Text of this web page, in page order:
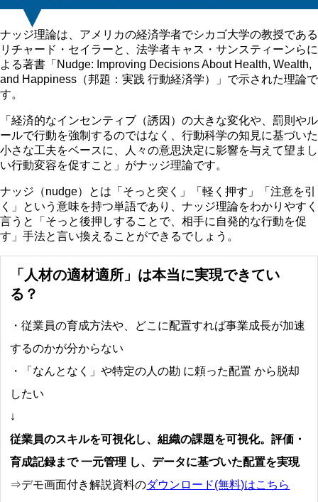
ナッジ理論は、アメリカの経済学者でシカゴ大学の教授である
リチャード・セイラーと、法学者キャス・サンスティーンらに
よる著書「Nudge: Improving Decisions About Health, Wealth,
and Happiness（邦題：実践 行動経済学）」で示された理論で
す。
「経済的なインセンティブ（誘因）の大きな変化や、罰則やル
ールで行動を強制するのではなく、行動科学の知見に基づいた
小さな工夫をベースに、人々の意思決定に影響を与えて望まし
い行動変容を促すこと」がナッジ理論です。
ナッジ（nudge）とは「そっと突く」「軽く押す」「注意を引
く」という意味を持つ単語であり、ナッジ理論をわかりやすく
言うと「そっと後押しすることで、相手に自発的な行動を促
す」手法と言い換えることができるでしょう。
「人材の適材適所」は本当に実現できてい
る？
・従業員の育成方法や、どこに配置すれば事業成長が加速
するのかが分からない
・「なんとなく」や特定の人の勘 に頼った配置 から脱却
したい
↓
従業員のスキルを可視化し、組織の課題を可視化。評価・
育成記録まで 一元管理 し、データに基づいた配置を実現
⇒デモ画面付き解説資料のダウンロード(無料)はこちら